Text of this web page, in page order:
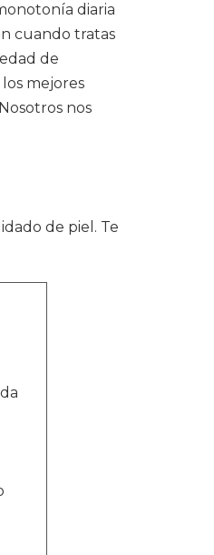
diaria
cuando tratas
de
mejores
nos
de piel. Te